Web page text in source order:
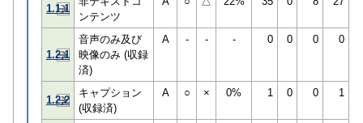
1.1.1
ンテンツ
1.2.1
音声のみ及び
映像のみ (収録
済)
A - - - 0 0 0 0
1.2.2
キャプション
(収録済)
A ○ × 0% 1 0 0 1